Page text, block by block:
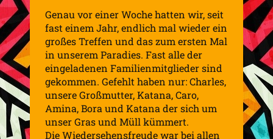
Genau vor einer Woche hatten wir, seit
fast einem Jahr, endlich mal wieder ein
großes Treffen und das zum ersten Mal
in unserem Paradies. Fast alle der
eingeladenen Familienmitglieder sind
gekommen. Gefehlt haben nur: Charles,
unsere Großmutter, Katana, Caro,
Amina, Bora und Katana der sich um
unser Gras und Müll kümmert.
Die Wiedersehensfreude war bei allen